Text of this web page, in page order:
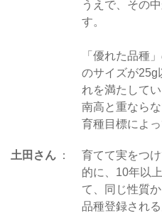
うえで、その
す。
「優れた品種
のサイズが25g
れを満たして
南高と重なら
育種目標によ
土田さん
育てて実をつ
的に、10年以
て、同じ性質
品種登録される